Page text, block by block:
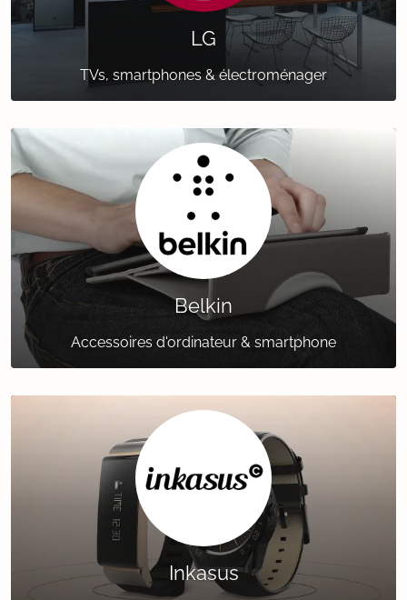
LG
TVs, smartphones & électroménager
Belkin
Accessoires d'ordinateur & smartphone
Inkasus